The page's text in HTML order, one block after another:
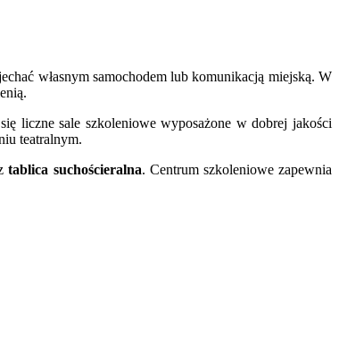
własnym samochodem lub komunikacją miejską. W
liczne sale szkoleniowe wyposażone w dobrej jakości
teatralnym.
tablica suchościeralna. Centrum szkoleniowe zapewnia